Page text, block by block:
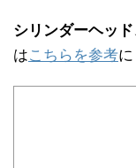
シリンダーヘッド
はこちらを参考に